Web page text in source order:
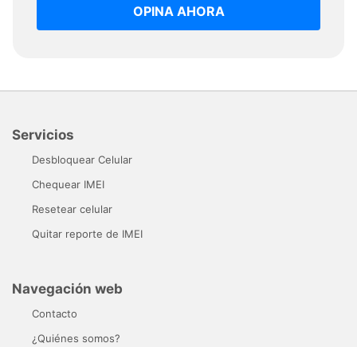
OPINA AHORA
Servicios
Desbloquear Celular
Chequear IMEI
Resetear celular
Quitar reporte de IMEI
Navegación web
Contacto
¿Quiénes somos?